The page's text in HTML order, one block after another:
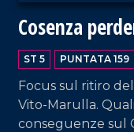
Elisa Barresi.
Cosenza
ST 5 PUNTATA 159
Focus sul ritiro
Vito-Marulla.
conseguenze sul
VAI AL TITOLO